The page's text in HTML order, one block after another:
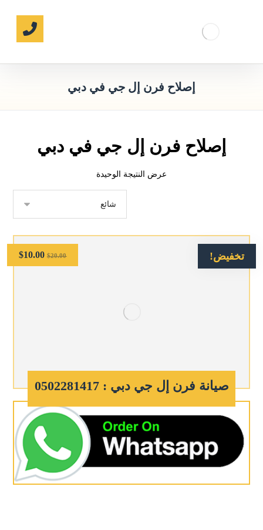
إصلاح فرن إل جي في دبي
إصلاح فرن إل جي في دبي
عرض النتيجة الوحيدة
تخفيض!
صيانة فرن إل جي دبي : 0502281417
$20.00
$10.00